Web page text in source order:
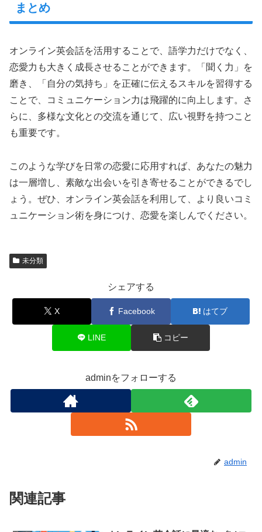
まとめ
オンライン英会話を活用することで、語学力だけでなく、
恋愛力も大きく成長させることができます。「聞く力」を
磨き、「自分の気持ち」を正確に伝えるスキルを習得する
ことで、コミュニケーション力は飛躍的に向上します。さ
らに、多様な文化との交流を通じて、広い視野を持つこと
も重要です。
このような学びを日常の恋愛に応用すれば、あなたの魅力
は一層増し、素敵な出会いを引き寄せることができるでし
ょう。ぜひ、オンライン英会話を利用して、より良いコミ
ュニケーション術を身につけ、恋愛を楽しんでください。
未分類
シェアする
X Facebook はてブ
LINE コピー
adminをフォローする
admin
関連記事